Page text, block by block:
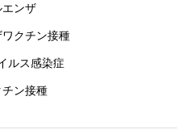
エンザ
クチン接種
ルス感染症
チン接種